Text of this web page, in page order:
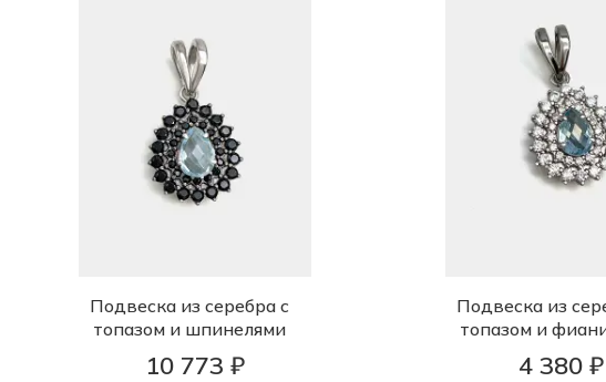
Подвеска из серебра с
топазом и шпинелями
10 773 ₽
Подвеска из
топазом и
4 380 ₽